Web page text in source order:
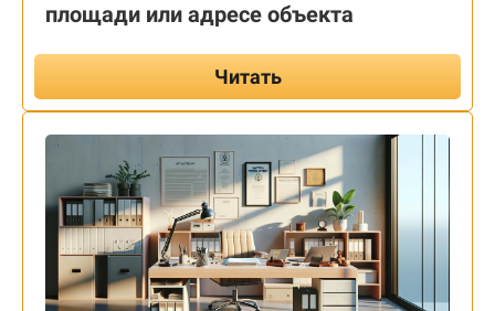
площади или адресе объекта
Читать